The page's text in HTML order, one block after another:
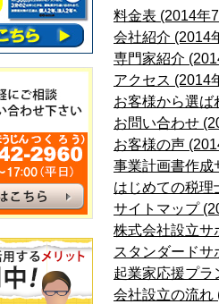
料金表 (2014年
会社紹介 (2014
専門家紹介
アクセス (2014
お客様から選ば
お問い合わせ
お客様の声
事業計画書作成
はじめての税理
サイトマップ
株式会社設立サ
スタンダード
起業家応援プラ
会社設立の流れ